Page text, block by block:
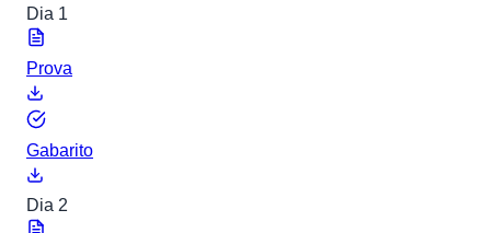
Dia 1
Prova
Gabarito
Dia 2